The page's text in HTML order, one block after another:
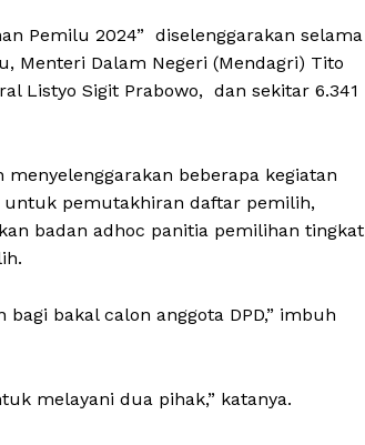
Pemilu 2024” diselenggarakan selama
Menteri Dalam Negeri (Mendagri) Tito
Listyo Sigit Prabowo, dan sekitar 6.341
beberapa kegiatan
pemutakhiran daftar pemilih,
badan adhoc panitia pemilihan tingkat
bakal calon anggota DPD,” imbuh
melayani dua pihak,” katanya.